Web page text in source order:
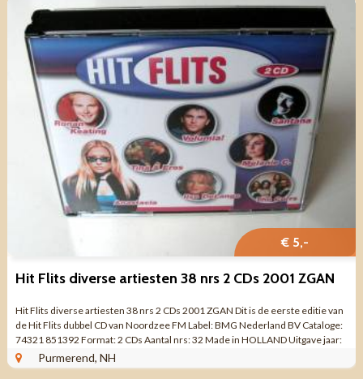
€ 5,-
Hit Flits diverse artiesten 38 nrs 2 CDs 2001 ZGAN
Hit Flits diverse artiesten 38 nrs 2 CDs 2001 ZGAN Dit is de eerste editie van
de Hit Flits dubbel CD van Noordzee FM Label: BMG Nederland BV Cataloge:
74321 851392 Format: 2 CDs Aantal nrs: 32 Made in HOLLAND Uitgave jaar:
2001 ...Purmerend, NH